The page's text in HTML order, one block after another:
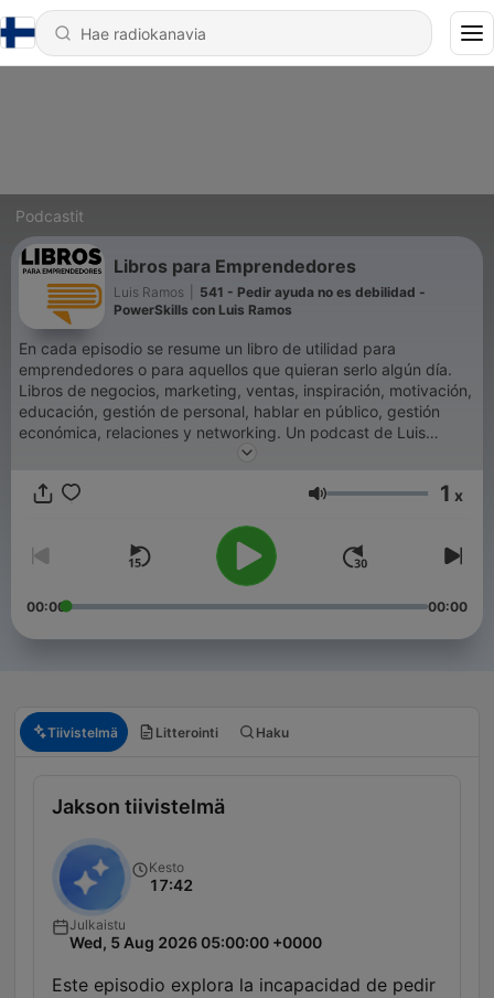
Podcastit
Libros para Emprendedores
Luis Ramos
541 - Pedir ayuda no es debilidad -
PowerSkills con Luis Ramos
En cada episodio se resume un libro de utilidad para
emprendedores o para aquellos que quieran serlo algún día.
Libros de negocios, marketing, ventas, inspiración, motivación,
educación, gestión de personal, hablar en público, gestión
económica, relaciones y networking. Un podcast de Luis
Ramos, emprendedor, empresario y experto en Marca
Emprendedores es el podcast de Negocios más escuchado del
Äänenvoimakkuus
1 x
00:00 00:00
Tiivistelmä Litterointi Haku
Jakson tiivistelmä
Kesto
17:42
Julkaistu
Wed, 5 Aug 2026 05:00:00 +0000
Este episodio explora la incapacidad de pedir